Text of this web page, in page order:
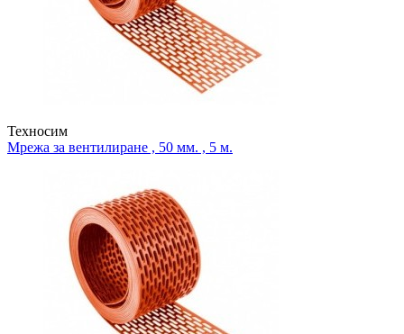
Техносим
Мрежа за вентилиране , 50 мм. , 5 м.